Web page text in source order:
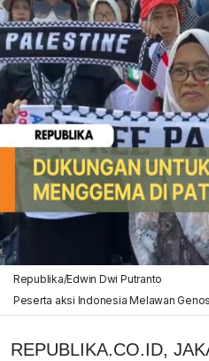
Republika/Edwin Dwi Putranto
Peserta aksi Indonesia Melawan
REPUBLIKA.CO.ID,